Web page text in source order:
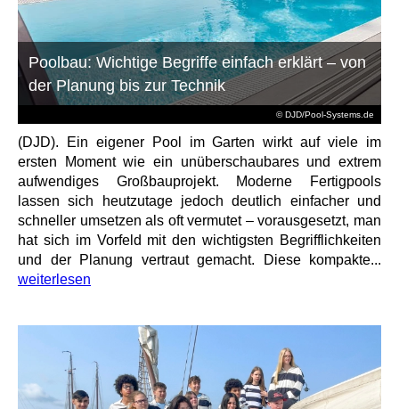
© DJD/Pool-Systems.de
Poolbau: Wichtige Begriffe einfach erklärt – von
der Planung bis zur Technik
(DJD). Ein eigener Pool im Garten wirkt auf viele im
ersten Moment wie ein unüberschaubares und extrem
aufwendiges Großbauprojekt. Moderne Fertigpools
lassen sich heutzutage jedoch deutlich einfacher und
schneller umsetzen als oft vermutet – vorausgesetzt, man
hat sich im Vorfeld mit den wichtigsten Begrifflichkeiten
und der Planung vertraut gemacht. Diese kompakte...
weiterlesen